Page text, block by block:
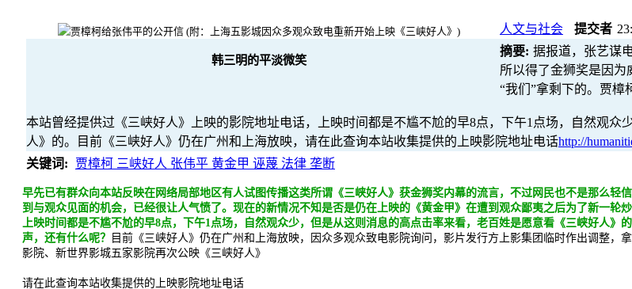
韩三明的平淡微笑
人文与社会 提交者
摘要: 据报道，张艺谋
所以得了金狮奖是因为
“我们”拿剩下的。贾樟
本站曾经提供过《三峡好人》上映的影院地址电话，上映时间都是不尴不尬的早8点，下午1点场，自然观
人》的。目前《三峡好人》仍在广州和上海放映，请在此查询本站收集提供的上映影院地址电话http://
关键词:
贾樟柯 三峡好人 张伟平 黄金甲 诬蔑 法律 垄断
早先已有群众向本站反映在网络局部地区有人试图传播这类所谓《三峡好人》获金狮奖内幕的流言，不过网民也不是那么轻
到与观众见面的机会，已经很让人气愤了。现在的新情况不知是否是仍在上映的《黄金甲》在遭到观众鄙夷之后为了新一轮
上映时间都是不尴不尬的早8点，下午1点场，自然观众少，但是从这则消息的高点击率来看，老百姓是愿意看《三峡好人
声，还有什么呢？
目前《三峡好人》仍在广州和上海放映，因众多观众致电影院询问，影片发行方上影集团临时作出调整，
影院、新世界影城五家影院再次公映《三峡好人》
请在此查询本站收集提供的上映影院地址电话